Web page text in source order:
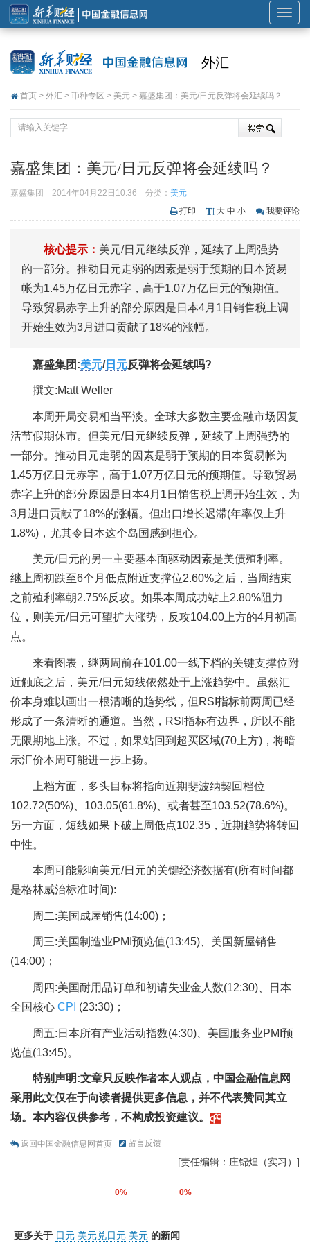
展
开
外汇
首页 > 外汇 > 币种专区 > 美元 > 嘉盛集团：美元/日元反弹将会延续吗？
嘉盛集团：美元/日元反弹将会延续吗？
嘉盛集团 2014年04月22日10:36 分类： 美元
打印
大 中 小 我要评论
核心提示： 美元/日元继续反弹，延续了上周强势
的一部分。推动日元走弱的因素是弱于预期的日本贸易
帐为1.45万亿日元赤字，高于1.07万亿日元的预期值。
导致贸易赤字上升的部分原因是日本4月1日销售税上调
开始生效为3月进口贡献了18%的涨幅。
嘉盛集团:美元/日元反弹将会延续吗?
撰文:Matt Weller
本周开局交易相当平淡。全球大多数主要金融市场因复
活节假期休市。但美元/日元继续反弹，延续了上周强势的
一部分。推动日元走弱的因素是弱于预期的日本贸易帐为
1.45万亿日元赤字，高于1.07万亿日元的预期值。导致贸易
赤字上升的部分原因是日本4月1日销售税上调开始生效，为
3月进口贡献了18%的涨幅。但出口增长迟滞(年率仅上升
1.8%)，尤其令日本这个岛国感到担心。
美元/日元的另一主要基本面驱动因素是美债殖利率。
继上周初跌至6个月低点附近支撑位2.60%之后，当周结束
之前殖利率朝2.75%反攻。如果本周成功站上2.80%阻力
位，则美元/日元可望扩大涨势，反攻104.00上方的4月初高
点。
来看图表，继两周前在101.00一线下档的关键支撑位附
近触底之后，美元/日元短线依然处于上涨趋势中。虽然汇
价本身难以画出一根清晰的趋势线，但RSI指标前两周已经
形成了一条清晰的通道。当然，RSI指标有边界，所以不能
无限期地上涨。不过，如果站回到超买区域(70上方)，将暗
示汇价本周可能进一步上扬。
上档方面，多头目标将指向近期斐波纳契回档位
102.72(50%)、103.05(61.8%)、或者甚至103.52(78.6%)。
另一方面，短线如果下破上周低点102.35，近期趋势将转回
中性。
本周可能影响美元/日元的关键经济数据有(所有时间都
是格林威治标准时间):
周二:美国成屋销售(14:00)；
周三:美国制造业PMI预览值(13:45)、美国新屋销售
(14:00)；
周四:美国耐用品订单和初请失业金人数(12:30)、日本
全国核心 CPI (23:30)；
周五:日本所有产业活动指数(4:30)、美国服务业PMI预
览值(13:45)。
特别声明:文章只反映作者本人观点，中国金融信息网
采用此文仅在于向读者提供更多信息，并不代表赞同其立
场。本内容仅供参考，不构成投资建议。
返回中国金融信息网首页 留言反馈
[责任编辑：庄锦煌（实习）]
0% 0%
更多关于 日元 美元兑日元 美元 的新闻